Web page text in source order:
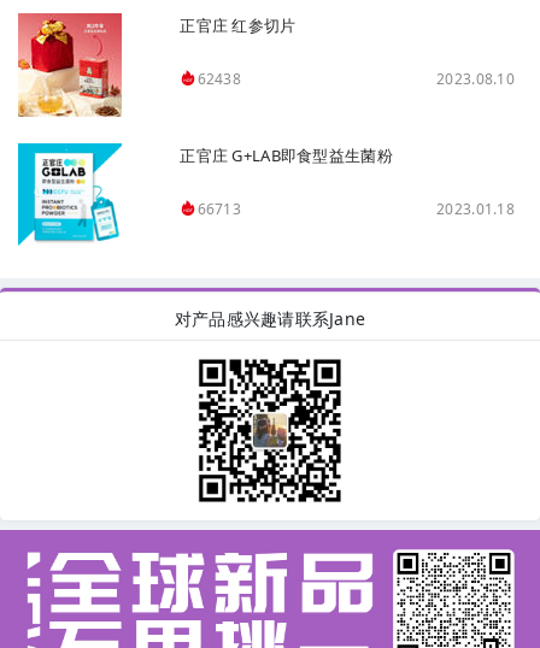
正官庄 红参切片
62438 2023.08.10
正官庄 G+LAB即食型益生菌粉
66713 2023.01.18
对产品感兴趣请联系Jane